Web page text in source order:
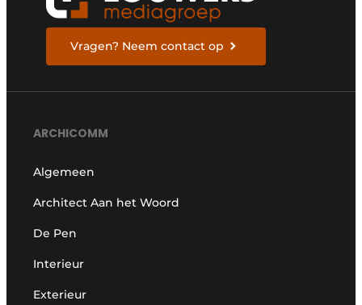
Vragen? Neem contact op
ARCHICOMM
Algemeen
Architect Aan het Woord
De Pen
Interieur
Exterieur